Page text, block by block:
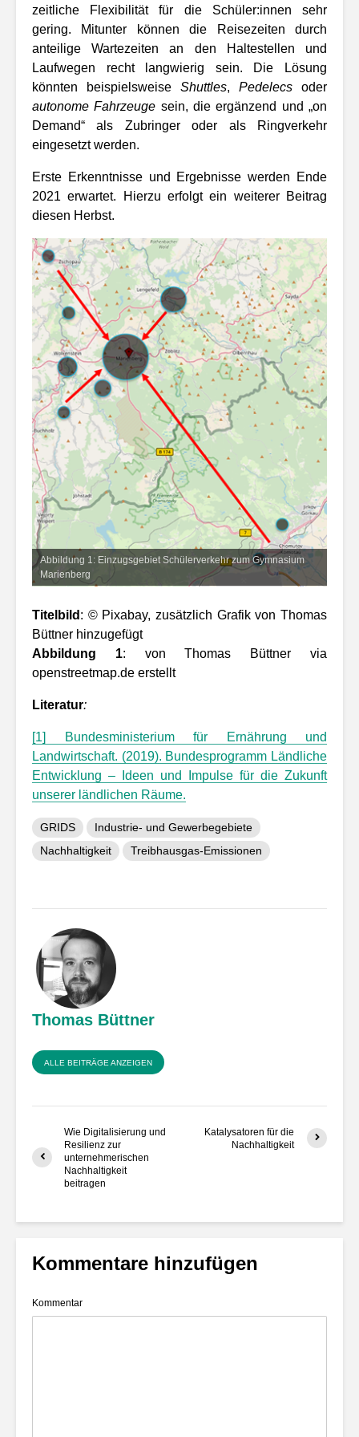
zeitliche Flexibilität für die Schüler:innen sehr
gering. Mitunter können die Reisezeiten durch
anteilige Wartezeiten an den Haltestellen und
Laufwegen recht langwierig sein. Die Lösung
könnten beispielsweise Shuttles, Pedelecs oder
autonome Fahrzeuge sein, die ergänzend und „on
Demand“ als Zubringer oder als Ringverkehr
eingesetzt werden.
Erste Erkenntnisse und Ergebnisse werden Ende
2021 erwartet. Hierzu erfolgt ein weiterer Beitrag
diesen Herbst.
Abbildung 1: Einzugsgebiet Schülerverkehr zum Gymnasium
Marienberg
Titelbild : © Pixabay, zusätzlich Grafik von Thomas
Büttner hinzugefügt
Abbildung 1: von Thomas Büttner via
openstreetmap.de erstellt
Literatur:
[1] Bundesministerium für Ernährung und
Landwirtschaft. (2019). Bundesprogramm Ländliche
Entwicklung – Ideen und Impulse für die Zukunft
unserer ländlichen Räume.
GRIDS
Industrie- und Gewerbegebiete
Nachhaltigkeit
Treibhausgas-Emissionen
Thomas Büttner
ALLE BEITRÄGE ANZEIGEN
Wie Digitalisierung und
Resilienz zur
unternehmerischen
Nachhaltigkeit
beitragen
Katalysatoren für die
Nachhaltigkeit
Kommentare hinzufügen
Kommentar